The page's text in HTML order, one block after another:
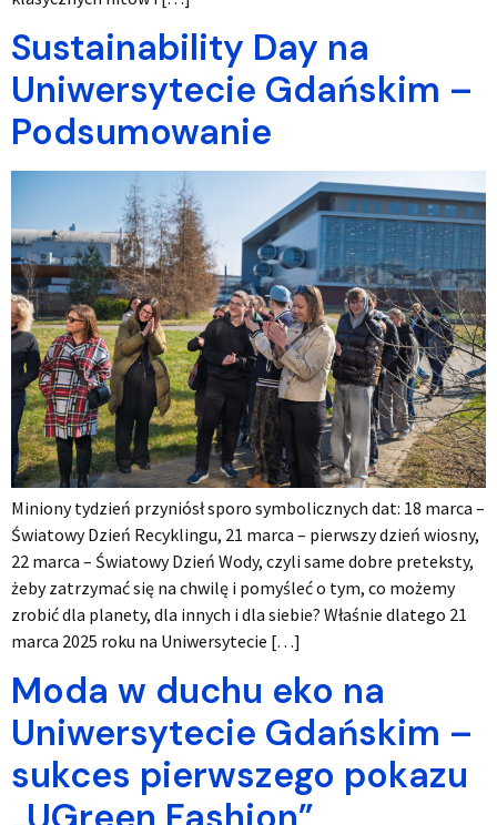
Sustainability Day na
Uniwersytecie Gdańskim –
Podsumowanie
Miniony tydzień przyniósł sporo symbolicznych dat: 18 marca –
Światowy Dzień Recyklingu, 21 marca – pierwszy dzień wiosny,
22 marca – Światowy Dzień Wody, czyli same dobre preteksty,
żeby zatrzymać się na chwilę i pomyśleć o tym, co możemy
zrobić dla planety, dla innych i dla siebie? Właśnie dlatego 21
marca 2025 roku na Uniwersytecie […]
Moda w duchu eko na
Uniwersytecie Gdańskim –
sukces pierwszego pokazu